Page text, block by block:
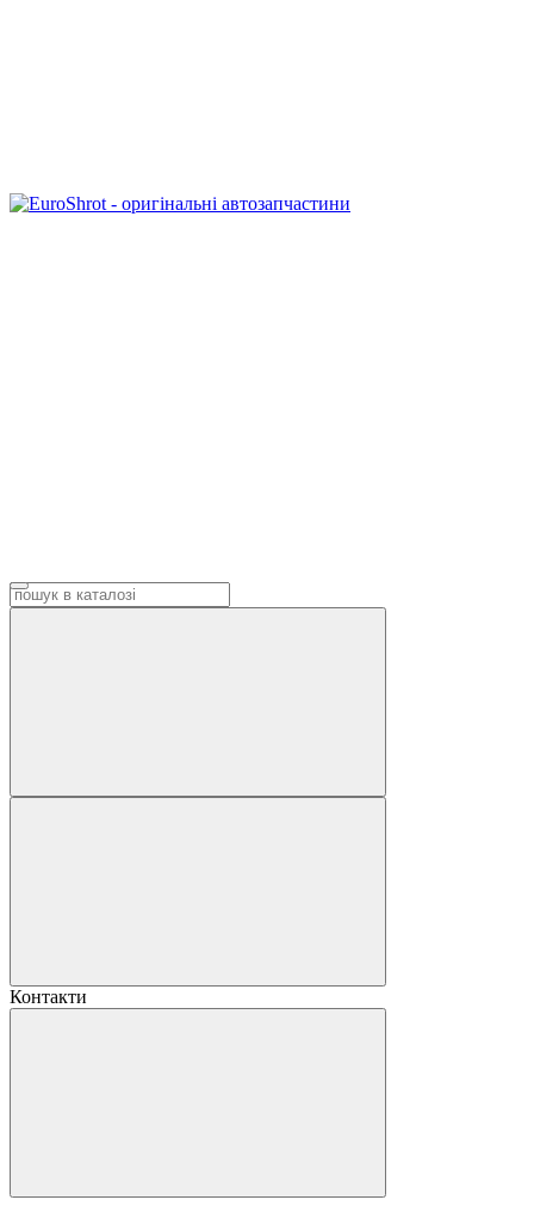
Контакти